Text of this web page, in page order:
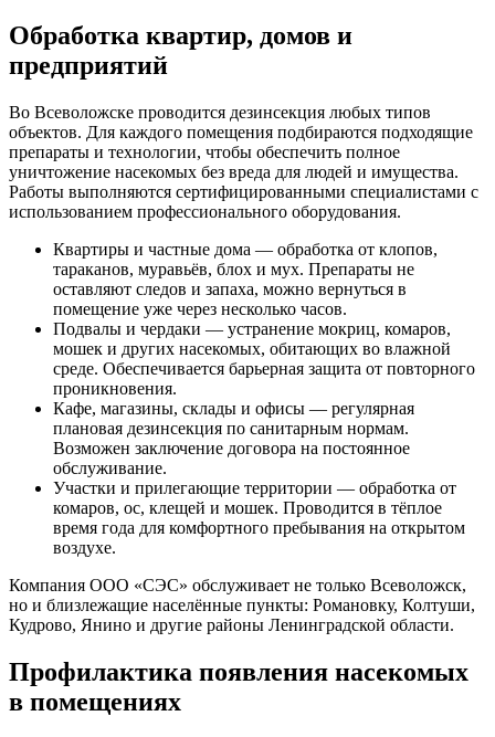
Обработка квартир, домов и
предприятий
Во Всеволожске проводится дезинсекция любых типов
объектов. Для каждого помещения подбираются подходящие
препараты и технологии, чтобы обеспечить полное
уничтожение насекомых без вреда для людей и имущества.
Работы выполняются сертифицированными специалистами с
использованием профессионального оборудования.
Квартиры и частные дома — обработка от клопов,
тараканов, муравьёв, блох и мух. Препараты не
оставляют следов и запаха, можно вернуться в
помещение уже через несколько часов.
Подвалы и чердаки — устранение мокриц, комаров,
мошек и других насекомых, обитающих во влажной
среде. Обеспечивается барьерная защита от повторного
проникновения.
Кафе, магазины, склады и офисы — регулярная
плановая дезинсекция по санитарным нормам.
Возможен заключение договора на постоянное
обслуживание.
Участки и прилегающие территории — обработка от
комаров, ос, клещей и мошек. Проводится в тёплое
время года для комфортного пребывания на открытом
воздухе.
Компания ООО «СЭС» обслуживает не только Всеволожск,
но и близлежащие населённые пункты: Романовку, Колтуши,
Кудрово, Янино и другие районы Ленинградской области.
Профилактика появления насекомых
в помещениях